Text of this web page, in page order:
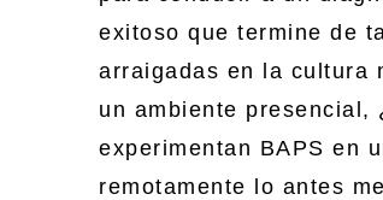
exitoso que termine de
arraigadas en la cultura
un ambiente presencial,
experimentan BAPS en
remotamente lo antes